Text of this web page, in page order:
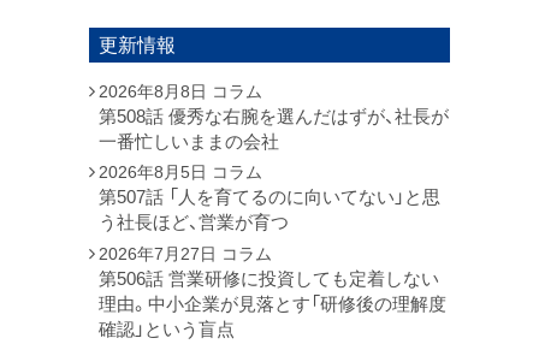
更新情報
2026年8月8日 コラム
第508話 優秀な右腕を選んだはずが、社長が
一番忙しいままの会社
2026年8月5日 コラム
第507話 「人を育てるのに向いてない」と思
う社長ほど、営業が育つ
2026年7月27日 コラム
第506話 営業研修に投資しても定着しない
理由。中小企業が見落とす「研修後の理解度
確認」という盲点